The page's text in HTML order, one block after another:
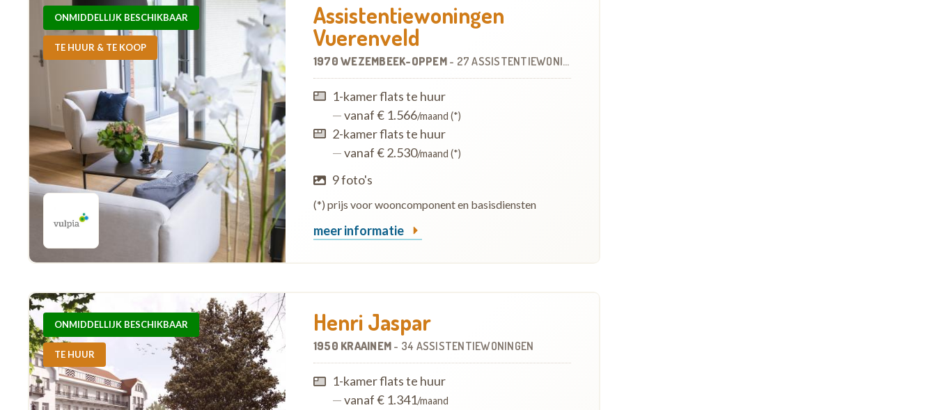
ONMIDDELLIJK BESCHIKBAAR
TE HUUR & TE KOOP
Assistentiewoningen
Vuerenveld
1970 WEZEMBEEK-OPPEM - 27 ASSISTENTIEWONINGEN
1-kamer flats te huur
—vanaf € 1.566/maand (*)
2-kamer flats te huur
—vanaf € 2.530/maand (*)
9 foto's
(*) prijs voor wooncomponent en basisdiensten
meer informatie
ONMIDDELLIJK BESCHIKBAAR
TE HUUR
Henri Jaspar
1950 KRAAINEM - 34 ASSISTENTIEWONINGEN
1-kamer flats te huur
—vanaf € 1.341/maand